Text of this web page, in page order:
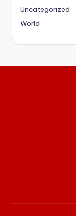
Uncategorized
World